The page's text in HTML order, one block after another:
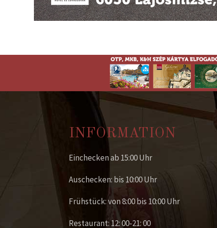
INFORMATION
Einchecken ab 15:00 Uhr
Auschecken: bis 10:00 Uhr
Frühstück: von 8:00 bis 10:00 Uhr
Restaurant: 12: 00-21: 00